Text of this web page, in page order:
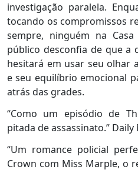
investigação paralela.
tocando os compromissos
sempre, ninguém na
público desconfia de que a
hesitará em usar seu olhar
e seu equilíbrio emocional
atrás das grades.
“Como um episódio de
pitada de assassinato.” Daily
“Um romance policial
Crown com Miss Marple, o